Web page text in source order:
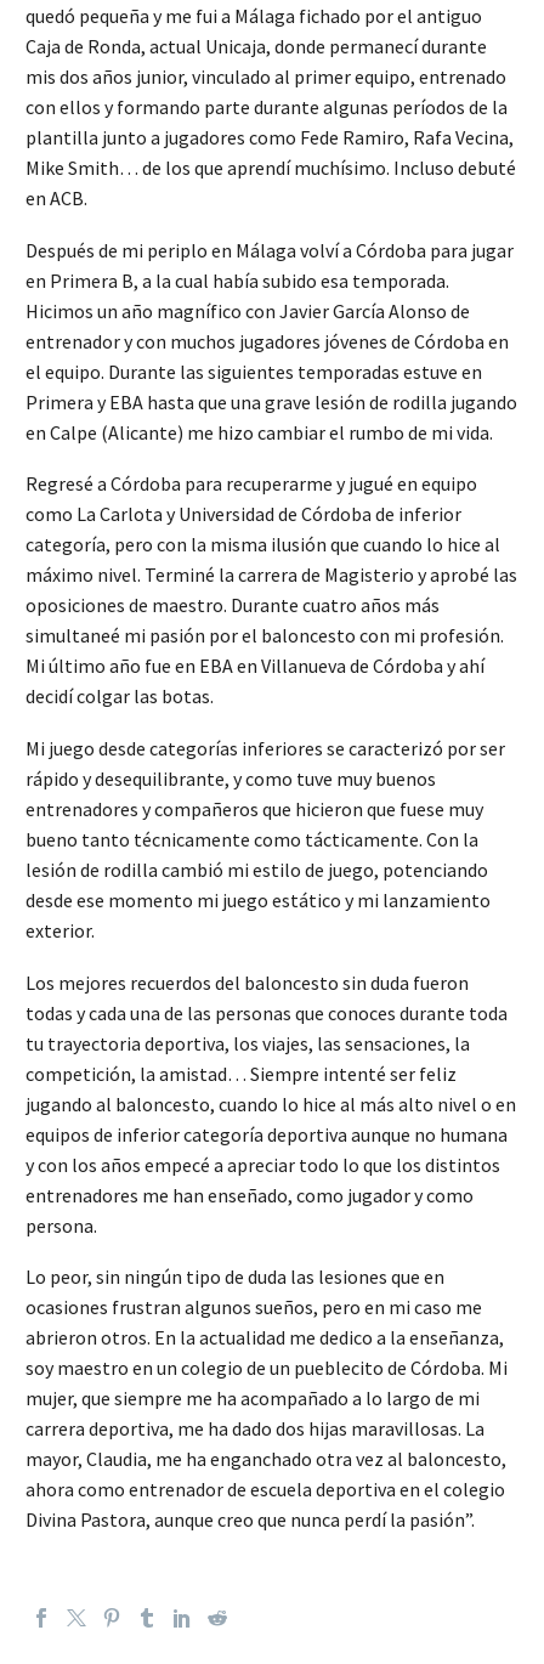
quedó pequeña y me fui a Málaga fichado por el antiguo
Caja de Ronda, actual Unicaja, donde permanecí durante
mis dos años junior, vinculado al primer equipo, entrenado
con ellos y formando parte durante algunas períodos de la
plantilla junto a jugadores como Fede Ramiro, Rafa Vecina,
Mike Smith… de los que aprendí muchísimo. Incluso debuté
en ACB.
Después de mi periplo en Málaga volví a Córdoba para jugar
en Primera B, a la cual había subido esa temporada.
Hicimos un año magnífico con Javier García Alonso de
entrenador y con muchos jugadores jóvenes de Córdoba en
el equipo. Durante las siguientes temporadas estuve en
Primera y EBA hasta que una grave lesión de rodilla jugando
en Calpe (Alicante) me hizo cambiar el rumbo de mi vida.
Regresé a Córdoba para recuperarme y jugué en equipo
como La Carlota y Universidad de Córdoba de inferior
categoría, pero con la misma ilusión que cuando lo hice al
máximo nivel. Terminé la carrera de Magisterio y aprobé las
oposiciones de maestro. Durante cuatro años más
simultaneé mi pasión por el baloncesto con mi profesión.
Mi último año fue en EBA en Villanueva de Córdoba y ahí
decidí colgar las botas.
Mi juego desde categorías inferiores se caracterizó por ser
rápido y desequilibrante, y como tuve muy buenos
entrenadores y compañeros que hicieron que fuese muy
bueno tanto técnicamente como tácticamente. Con la
lesión de rodilla cambió mi estilo de juego, potenciando
desde ese momento mi juego estático y mi lanzamiento
exterior.
Los mejores recuerdos del baloncesto sin duda fueron
todas y cada una de las personas que conoces durante toda
tu trayectoria deportiva, los viajes, las sensaciones, la
competición, la amistad… Siempre intenté ser feliz
jugando al baloncesto, cuando lo hice al más alto nivel o en
equipos de inferior categoría deportiva aunque no humana
y con los años empecé a apreciar todo lo que los distintos
entrenadores me han enseñado, como jugador y como
persona.
Lo peor, sin ningún tipo de duda las lesiones que en
ocasiones frustran algunos sueños, pero en mi caso me
abrieron otros. En la actualidad me dedico a la enseñanza,
soy maestro en un colegio de un pueblecito de Córdoba. Mi
mujer, que siempre me ha acompañado a lo largo de mi
carrera deportiva, me ha dado dos hijas maravillosas. La
mayor, Claudia, me ha enganchado otra vez al baloncesto,
ahora como entrenador de escuela deportiva en el colegio
Divina Pastora, aunque creo que nunca perdí la pasión”.